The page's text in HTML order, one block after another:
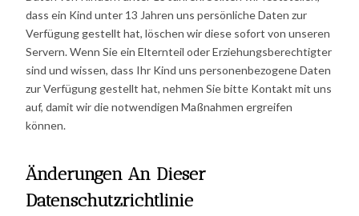
dass ein Kind unter 13 Jahren uns persönliche Daten zur
Verfügung gestellt hat, löschen wir diese sofort von unseren
Servern. Wenn Sie ein Elternteil oder Erziehungsberechtigter
sind und wissen, dass Ihr Kind uns personenbezogene Daten
zur Verfügung gestellt hat, nehmen Sie bitte Kontakt mit uns
auf, damit wir die notwendigen Maßnahmen ergreifen
können.
Änderungen An Dieser
Datenschutzrichtlinie